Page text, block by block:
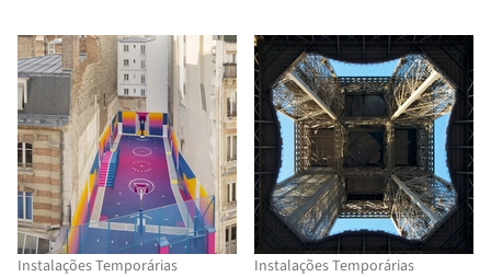
Instalações Temporárias
Instalações Temporárias